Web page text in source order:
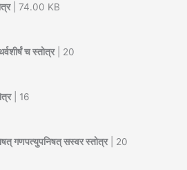
| 74.00 KB
च स्तोत्र| 20
| 16
गणपत्युपनिषत् सस्वर स्तोत्र| 20